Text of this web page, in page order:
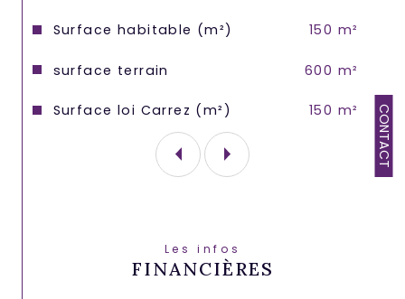
CONTACT
Surface habitable (m²) 150 m²
surface terrain 600 m²
Surface loi Carrez (m²) 150 m²
Les infos
FINANCIÈRES